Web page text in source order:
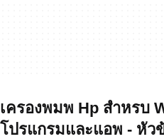
เครองพมพ Hp สำหรบ
โปรแกรมและแอพ - หัว